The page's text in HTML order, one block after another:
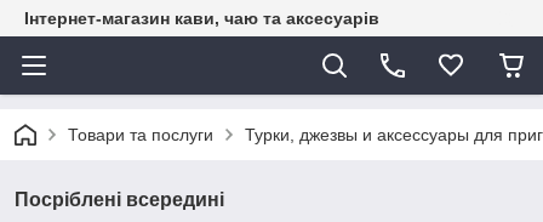
Інтернет-магазин кави, чаю та аксесуарів
Товари та послуги Турки, джезвы и аксессуары для
Посріблені всередині